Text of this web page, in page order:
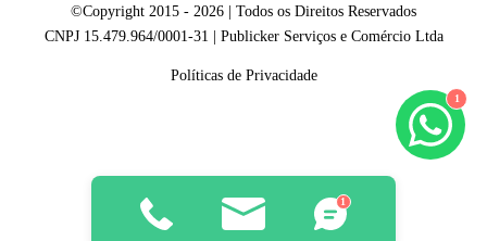
1
1
©Copyright 2015 - 2026 | Todos os Direitos Reservados
CNPJ 15.479.964/0001-31 | Publicker Serviços e Comércio Ltda
Políticas de Privacidade